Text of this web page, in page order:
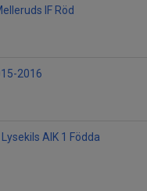
IF Röd
2016
AIK 1 Födda